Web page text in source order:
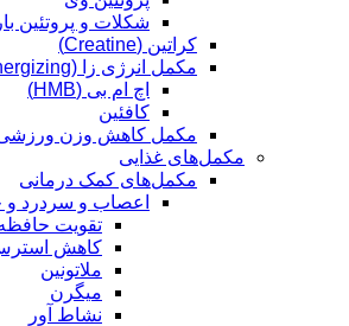
شکلات و پروتئین بار
کراتین (Creatine)
مکمل انرژی زا (Energizing)
اچ ام بی (HMB)
کافئین
مکمل کاهش وزن
مکمل‌های غذایی
مکمل‌های کمک درمانی
اعصاب و سردرد و
تقویت
کاهش
ملاتونین
میگرن
نشاط آور